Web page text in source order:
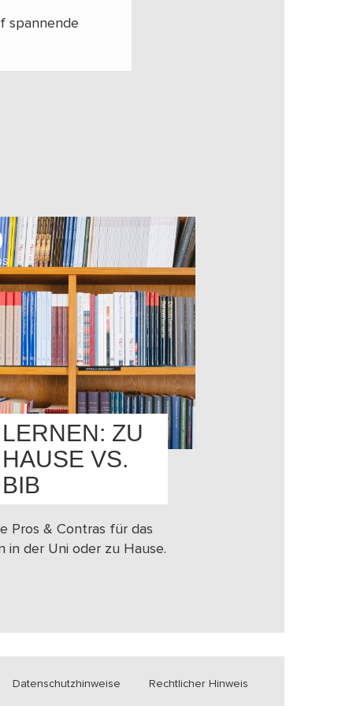
spannende
LERNEN: ZU
HAUSE VS.
BIB
Pros & Contras für das
in der Uni oder zu Hause.
Datenschutzhinweise Rechtlicher Hinweis